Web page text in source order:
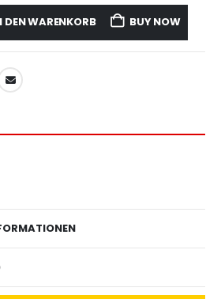
DEN WARENKORB BUY NOW